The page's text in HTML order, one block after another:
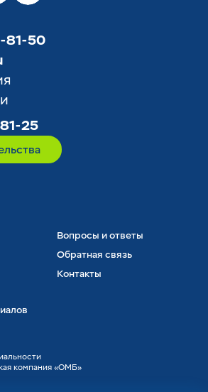
81-50
25
Вопросы и ответы
Обратная связь
Контакты
компания «ОМБ»